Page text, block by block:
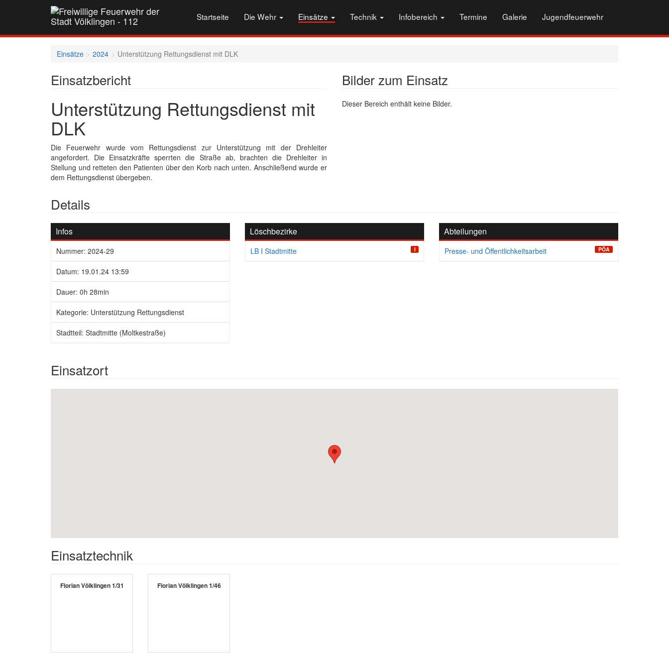
Startseite Die Wehr Einsätze Technik Infobereich Termine Galerie Jugendfeuerwehr
Einsätze 2024 Unterstützung Rettungsdienst mit DLK
Einsatzbericht
Unterstützung Rettungsdienst mit
DLK
Die Feuerwehr wurde vom Rettungsdienst zur Unterstützung mit der Drehleiter
angefordert. Die Einsatzkräfte sperrten die Straße ab, brachten die Drehleiter in
Stellung und retteten den Patienten über den Korb nach unten. Anschließend wurde er
dem Rettungsdienst übergeben.
Bilder zum Einsatz
Dieser Bereich enthält keine Bilder.
Details
Infos
Nummer: 2024-29
Datum: 19.01.24 13:59
Dauer: 0h 28min
Kategorie: Unterstützung Rettungsdienst
Stadtteil: Stadtmitte (Moltkestraße)
Löschbezirke
LB I Stadtmitte I
Abteilungen
Presse- und Öffentlichkeitsarbeit PÖA
Einsatzort
Einsatztechnik
Florian Völklingen 1/31 Florian Völklingen 1/46